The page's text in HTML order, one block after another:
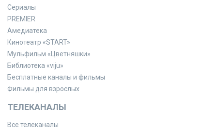
Сериалы
PREMIER
Амедиатека
Кинотеатр «START»
Мульфильм «Цветняшки»
Библиотека «viju»
Бесплатные каналы и фильмы
Фильмы для взрослых
ТЕЛЕКАНАЛЫ
Все телеканалы